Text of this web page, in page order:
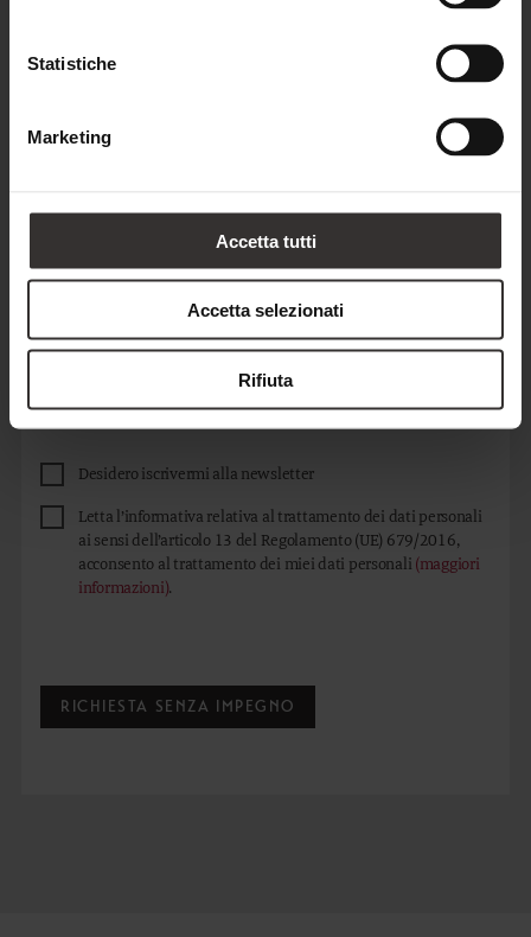
Statistiche
Marketing
Accetta tutti
Accetta selezionati
Rifiuta
Desidero iscrivermi alla newsletter
Letta l’informativa relativa al trattamento dei dati personali
ai sensi dell’articolo 13 del Regolamento (UE) 679/2016,
acconsento al trattamento dei miei dati personali (maggiori
informazioni).
RICHIESTA SENZA IMPEGNO